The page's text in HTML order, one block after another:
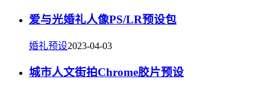
爱与光婚礼人像PS/LR预设包
婚礼预设2023-04-03
城市人文街拍Chrome胶片预设